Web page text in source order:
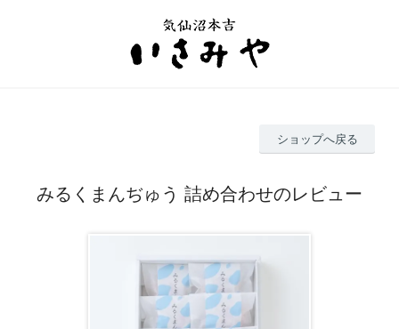
ショップへ戻る
みるくまんぢゅう 詰め合わせのレビュー